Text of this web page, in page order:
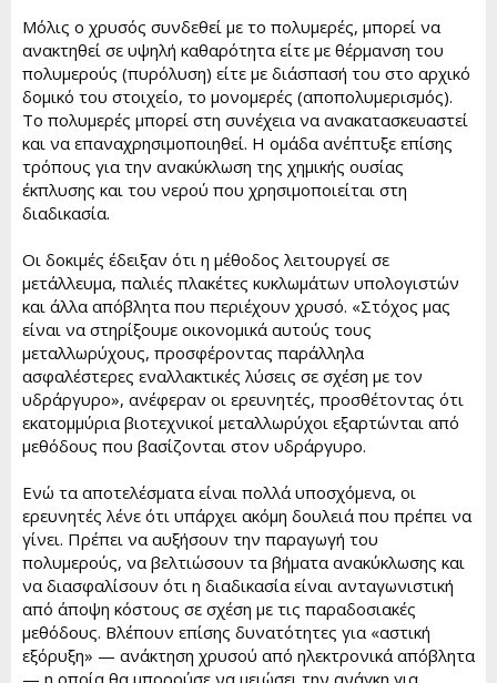
Μόλις ο χρυσός συνδεθεί με το πολυμερές, μπορεί να
ανακτηθεί σε υψηλή καθαρότητα είτε με θέρμανση του
πολυμερούς (πυρόλυση) είτε με διάσπασή του στο αρχικό
δομικό του στοιχείο, το μονομερές (αποπολυμερισμός).
Το πολυμερές μπορεί στη συνέχεια να ανακατασκευαστεί
και να επαναχρησιμοποιηθεί. Η ομάδα ανέπτυξε επίσης
τρόπους για την ανακύκλωση της χημικής ουσίας
έκπλυσης και του νερού που χρησιμοποιείται στη
διαδικασία.
Οι δοκιμές έδειξαν ότι η μέθοδος λειτουργεί σε
μετάλλευμα, παλιές πλακέτες κυκλωμάτων υπολογιστών
και άλλα απόβλητα που περιέχουν χρυσό. «Στόχος μας
είναι να στηρίξουμε οικονομικά αυτούς τους
μεταλλωρύχους, προσφέροντας παράλληλα
ασφαλέστερες εναλλακτικές λύσεις σε σχέση με τον
υδράργυρο», ανέφεραν οι ερευνητές, προσθέτοντας ότι
εκατομμύρια βιοτεχνικοί μεταλλωρύχοι εξαρτώνται από
μεθόδους που βασίζονται στον υδράργυρο.
Ενώ τα αποτελέσματα είναι πολλά υποσχόμενα, οι
ερευνητές λένε ότι υπάρχει ακόμη δουλειά που πρέπει να
γίνει. Πρέπει να αυξήσουν την παραγωγή του
πολυμερούς, να βελτιώσουν τα βήματα ανακύκλωσης και
να διασφαλίσουν ότι η διαδικασία είναι ανταγωνιστική
από άποψη κόστους σε σχέση με τις παραδοσιακές
μεθόδους. Βλέπουν επίσης δυνατότητες για «αστική
εξόρυξη» — ανάκτηση χρυσού από ηλεκτρονικά απόβλητα
— η οποία θα μπορούσε να μειώσει την ανάγκη για